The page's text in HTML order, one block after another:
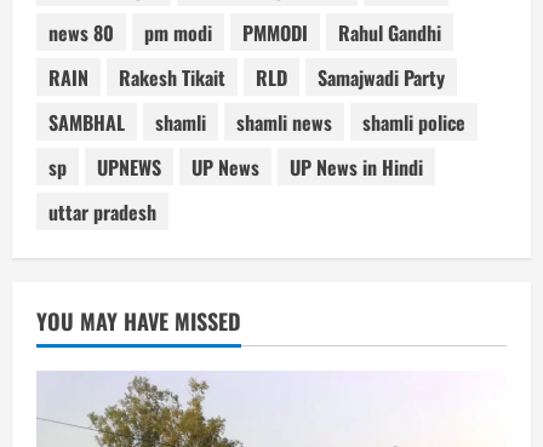
news 80
pm modi PMMODI
Rahul Gandhi
RAIN
Rakesh Tikait RLD
Samajwadi Party
SAMBHAL
shamli shamli news
shamli police
sp
UPNEWS UP News
UP News in Hindi
uttar pradesh
YOU MAY HAVE MISSED